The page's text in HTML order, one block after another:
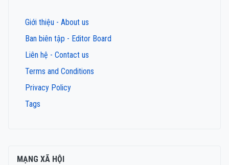
Giới thiệu - About us
Ban biên tập - Editor Board
Liên hệ - Contact us
Terms and Conditions
Privacy Policy
Tags
MẠNG XÃ HỘI